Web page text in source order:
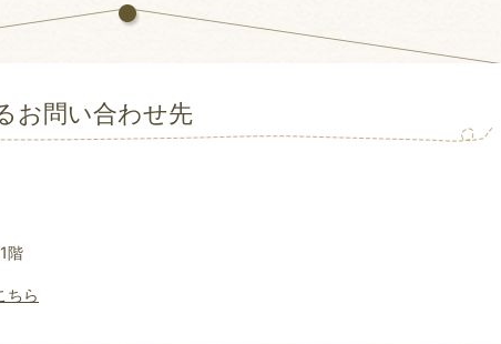
お問い合わせ先
階
ちら